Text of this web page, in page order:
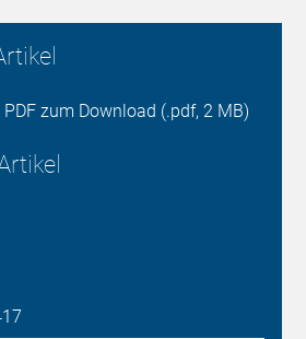
zum Download (.pdf, 2 MB)